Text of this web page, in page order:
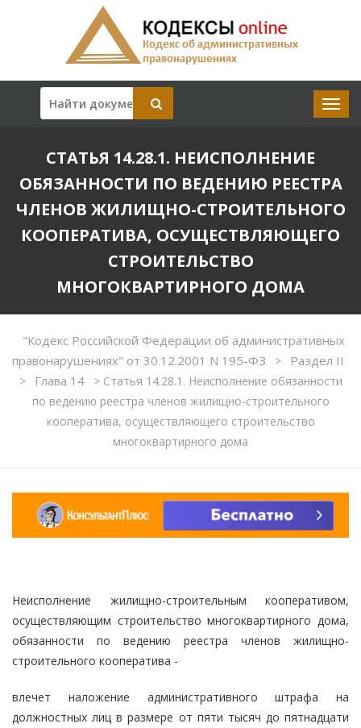
СТАТЬЯ 14.28.1. НЕИСПОЛНЕНИЕ
ОБЯЗАННОСТИ ПО ВЕДЕНИЮ РЕЕСТРА
ЧЛЕНОВ ЖИЛИЩНО-СТРОИТЕЛЬНОГО
КООПЕРАТИВА, ОСУЩЕСТВЛЯЮЩЕГО
СТРОИТЕЛЬСТВО
МНОГОКВАРТИРНОГО ДОМА
"Кодекс Российской Федерации об административных
правонарушениях" от 30.12.2001 N 195-ФЗ
> Раздел II
> Глава 14 >Статья 14.28.1. Неисполнение обязанности
по ведению реестра членов жилищно-строительного
кооператива, осуществляющего строительство
многоквартирного дома
Неисполнение жилищно-строительным кооперативом,
осуществляющим строительство многоквартирного дома,
обязанности по ведению реестра членов жилищно-
строительного кооператива -
влечет наложение административного штрафа на
должностных лиц в размере от пяти тысяч до пятнадцати